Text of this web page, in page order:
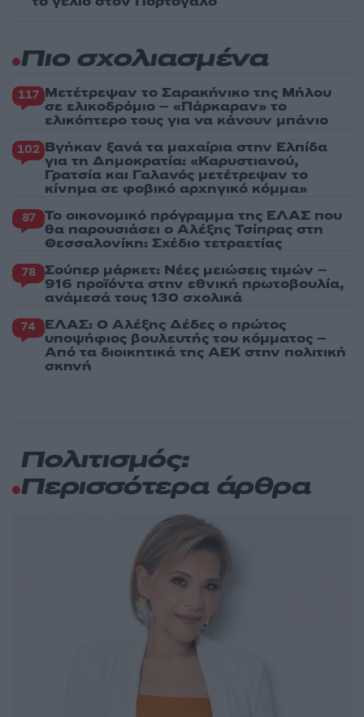
Πιο σχολιασμένα
117 Μετέτρεψαν το Σαρακήνικο της Μήλου
σε ελικοδρόμιο – «Πάρκαραν» το
ελικόπτερο τους για να κάνουν μπάνιο
102 Βγήκαν ξανά τα μαχαίρια στην Ελπίδα
για τη Δημοκρατία: «Καρυστιανού,
Γρατσία και Γαλανός μετέτρεψαν το
κίνημα σε φοβικό αρχηγικό κόμμα»
87 Το οικονομικό πρόγραμμα της ΕΛΑΣ που
θα παρουσιάσει ο Αλέξης Τσίπρας στη
Θεσσαλονίκη: Σχέδιο τετραετίας
78 Σούπερ μάρκετ: Νέες μειώσεις τιμών –
916 προϊόντα στην εθνική πρωτοβουλία,
ανάμεσά τους 130 σχολικά
74 ΕΛΑΣ: Ο Αλέξης Δέδες ο πρώτος
υποψήφιος βουλευτής του κόμματος –
Από τα διοικητικά της ΑΕΚ στην πολιτική
σκηνή
Πολιτισμός:
Περισσότερα άρθρα